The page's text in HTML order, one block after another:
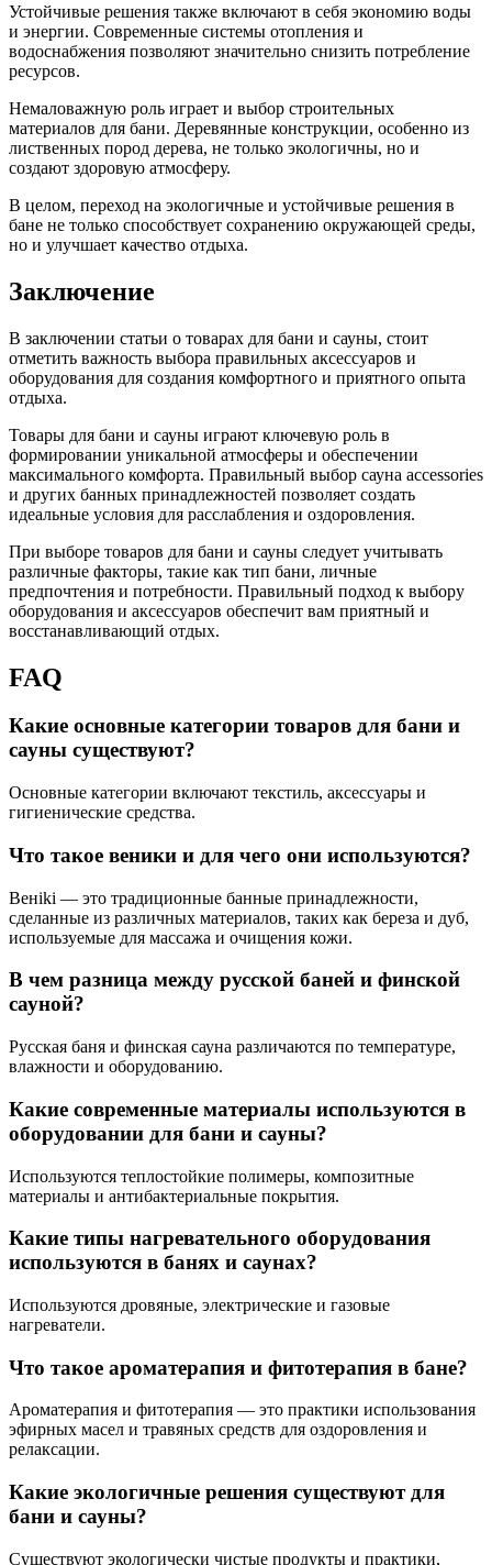
Устойчивые решения также включают в себя экономию воды
и энергии. Современные системы отопления и
водоснабжения позволяют значительно снизить потребление
ресурсов.
Немаловажную роль играет и выбор строительных
материалов для бани. Деревянные конструкции, особенно из
лиственных пород дерева, не только экологичны, но и
создают здоровую атмосферу.
В целом, переход на экологичные и устойчивые решения в
бане не только способствует сохранению окружающей среды,
но и улучшает качество отдыха.
Заключение
В заключении статьи о товарах для бани и сауны, стоит
отметить важность выбора правильных аксессуаров и
оборудования для создания комфортного и приятного опыта
отдыха.
Товары для бани и сауны играют ключевую роль в
формировании уникальной атмосферы и обеспечении
максимального комфорта. Правильный выбор сауна accessories
и других банных принадлежностей позволяет создать
идеальные условия для расслабления и оздоровления.
При выборе товаров для бани и сауны следует учитывать
различные факторы, такие как тип бани, личные
предпочтения и потребности. Правильный подход к выбору
оборудования и аксессуаров обеспечит вам приятный и
восстанавливающий отдых.
FAQ
Какие основные категории товаров для бани и
сауны существуют?
Основные категории включают текстиль, аксессуары и
гигиенические средства.
Что такое веники и для чего они используются?
Венiki — это традиционные банные принадлежности,
сделанные из различных материалов, таких как береза и дуб,
используемые для массажа и очищения кожи.
В чем разница между русской баней и финской
сауной?
Русская баня и финская сауна различаются по температуре,
влажности и оборудованию.
Какие современные материалы используются в
оборудовании для бани и сауны?
Используются теплостойкие полимеры, композитные
материалы и антибактериальные покрытия.
Какие типы нагревательного оборудования
используются в банях и саунах?
Используются дровяные, электрические и газовые
нагреватели.
Что такое ароматерапия и фитотерапия в бане?
Ароматерапия и фитотерапия — это практики использования
эфирных масел и травяных средств для оздоровления и
релаксации.
Какие экологичные решения существуют для
бани и сауны?
Существуют экологически чистые продукты и практики,